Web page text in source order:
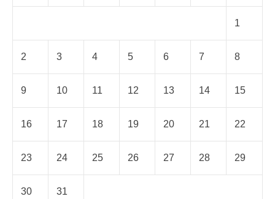
1
2 3 4 5 6 7 8
9 10 11 12 13 14 15
16 17 18 19 20 21 22
23 24 25 26 27 28 29
30 31